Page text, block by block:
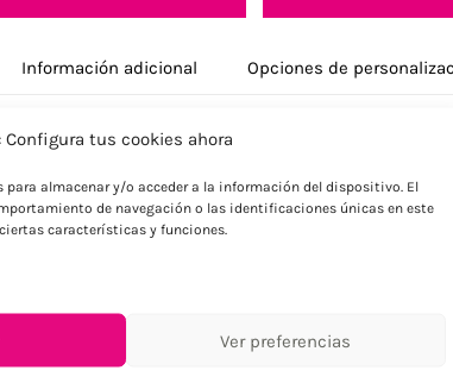
tus cookies ahora
almacenar y/o acceder a la información del dispositivo. El
de navegación o las identificaciones únicas en este
características y funciones.
Ver preferencias
Información adicional Opciones de
con capacidad para 6 latas de 330 ml de RPET 600D
0,15 mm de PEVA + 3 mm espuma. Capacidad 3L.